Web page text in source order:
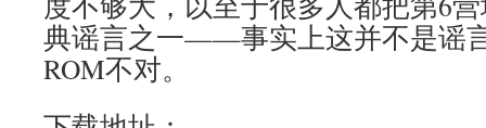
典谣言之一——事实上这并不是谣
ROM不对。